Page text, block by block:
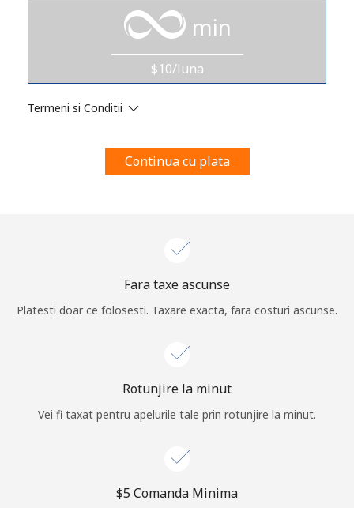
Logheaza-te sauCREEAZA CONT NOU →
Log in
sau
min
$10/luna
Termeni si Conditii
Continua cu plata
Fara taxe ascunse
Platesti doar ce folosesti. Taxare exacta, fara costuri ascunse.
Rotunjire la minut
Vei fi taxat pentru apelurile tale prin rotunjire la minut.
⁦$5⁩ Comanda Minima